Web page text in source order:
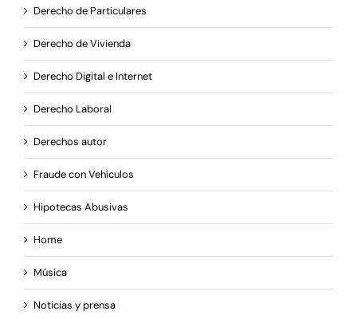
Derecho de Particulares
Derecho de Vivienda
Derecho Digital e Internet
Derecho Laboral
Derechos autor
Fraude con Vehículos
Hipotecas Abusivas
Home
Música
Noticias y prensa